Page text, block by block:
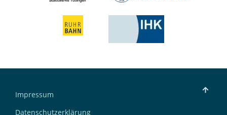
Impressum
Datenschutzerklärung